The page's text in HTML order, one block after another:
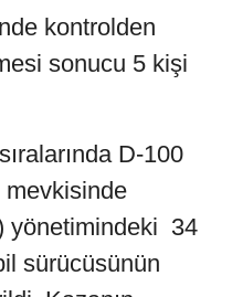
kontrolden
sonucu 5 kişi
D-100
mevkisinde
yönetimindeki 34
sürücüsünün